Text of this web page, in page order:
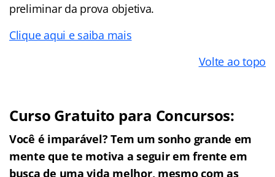
preliminar da prova objetiva.
Clique aqui e saiba mais
Volte ao topo
Curso Gratuito para Concursos:
Você é imparável? Tem um sonho grande em
mente que te motiva a seguir em frente em
busca de uma vida melhor, mesmo com as